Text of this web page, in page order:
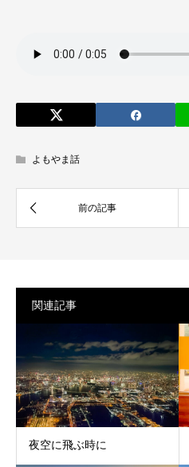
よもやま話
関連記事
夜空に飛ぶ時に